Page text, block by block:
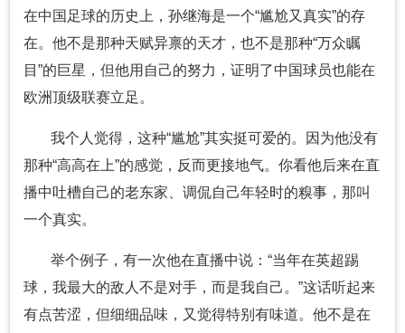
在中国足球的历史上，孙继海是一个“尴尬又真实”的存
在。他不是那种天赋异禀的天才，也不是那种“万众瞩
目”的巨星，但他用自己的努力，证明了中国球员也能在
欧洲顶级联赛立足。
我个人觉得，这种“尴尬”其实挺可爱的。因为他没有
那种“高高在上”的感觉，反而更接地气。你看他后来在直
播中吐槽自己的老东家、调侃自己年轻时的糗事，那叫
一个真实。
举个例子，有一次他在直播中说：“当年在英超踢
球，我最大的敌人不是对手，而是我自己。”这话听起来
有点苦涩，但细细品味，又觉得特别有味道。他不是在